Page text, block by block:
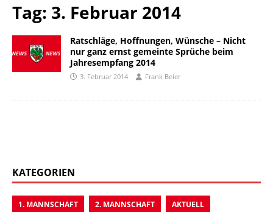
Tag: 3. Februar 2014
Ratschläge, Hoffnungen, Wünsche – Nicht
nur ganz ernst gemeinte Sprüche beim
Jahresempfang 2014
3. Februar 2014 Frank Beier
KATEGORIEN
1. MANNSCHAFT 2. MANNSCHAFT AKTUELL